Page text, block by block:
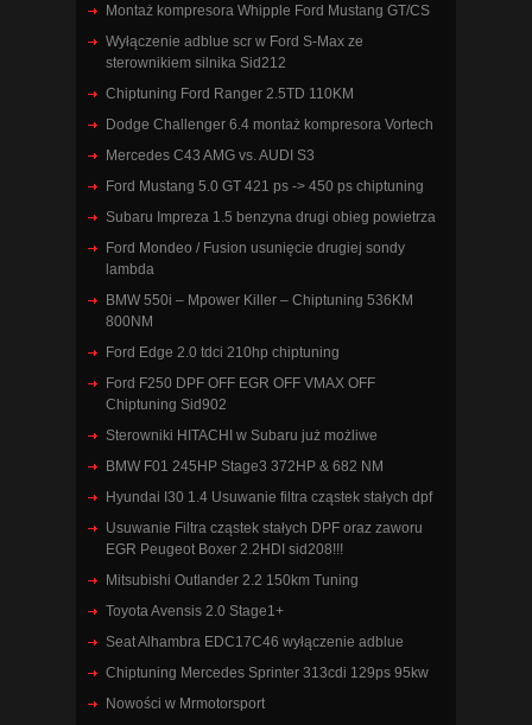
Montaż kompresora Whipple Ford Mustang GT/CS
Wyłączenie adblue scr w Ford S-Max ze
sterownikiem silnika Sid212
Chiptuning Ford Ranger 2.5TD 110KM
Dodge Challenger 6.4 montaż kompresora Vortech
Mercedes C43 AMG vs. AUDI S3
Ford Mustang 5.0 GT 421 ps -> 450 ps chiptuning
Subaru Impreza 1.5 benzyna drugi obieg powietrza
Ford Mondeo / Fusion usunięcie drugiej sondy
lambda
BMW 550i – Mpower Killer – Chiptuning 536KM
800NM
Ford Edge 2.0 tdci 210hp chiptuning
Ford F250 DPF OFF EGR OFF VMAX OFF
Chiptuning Sid902
Sterowniki HITACHI w Subaru już możliwe
BMW F01 245HP Stage3 372HP & 682 NM
Hyundai I30 1.4 Usuwanie filtra cząstek stałych dpf
Usuwanie Filtra cząstek stałych DPF oraz zaworu
EGR Peugeot Boxer 2.2HDI sid208!!!
Mitsubishi Outlander 2.2 150km Tuning
Toyota Avensis 2.0 Stage1+
Seat Alhambra EDC17C46 wyłączenie adblue
Chiptuning Mercedes Sprinter 313cdi 129ps 95kw
Nowości w Mrmotorsport